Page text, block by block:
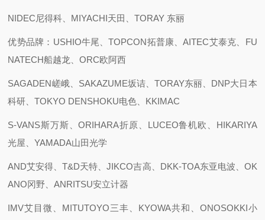
NIDEC尼得科、MIYACHI天田、TORAY 东丽
优势品牌：USHIO牛尾、TOPCON拓普康、AITEC艾泰克、FU
NATECH船越龙、ORC欧阿西
SAGADEN嵯峨、SAKAZUME坂诘、TORAY东丽、DNP大日本
科研、TOKYO DENSHOKU电色、KKIMAC
S-VANS斯万斯、ORIHARA折原、LUCEO鲁机欧、HIKARIYA
光屋、YAMADA山田光学
AND艾安得、T&D天特、JIKCO吉高、DKK-TOA东亚电波、OK
ANO冈野、ANRITSU安立计器
IMV艾目微、MITUTOYO三丰、KYOWA共和、ONOSOKKI小